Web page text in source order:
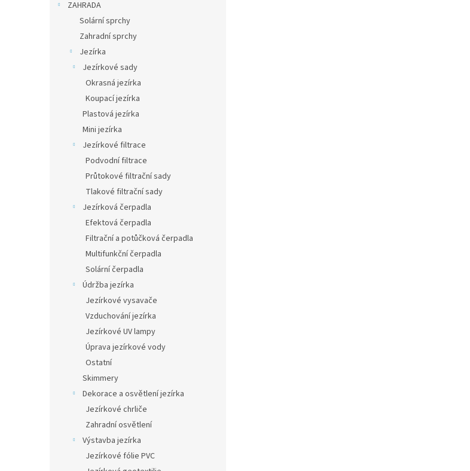
ZAHRADA
Solární sprchy
Zahradní sprchy
Jezírka
Jezírkové sady
Okrasná jezírka
Koupací jezírka
Plastová jezírka
Mini jezírka
Jezírkové filtrace
Podvodní filtrace
Průtokové filtrační sady
Tlakové filtrační sady
Jezírková čerpadla
Efektová čerpadla
Filtrační a potůčková čerpadla
Multifunkční čerpadla
Solární čerpadla
Údržba jezírka
Jezírkové vysavače
Vzduchování jezírka
Jezírkové UV lampy
Úprava jezírkové vody
Ostatní
Skimmery
Dekorace a osvětlení jezírka
Jezírkové chrliče
Zahradní osvětlení
Výstavba jezírka
Jezírkové fólie PVC